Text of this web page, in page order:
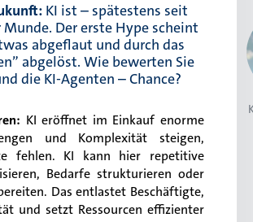
KI ist – spätestens seit
Munde. Der erste Hype scheint
abgeflaut und durch das
abgelöst. Wie bewerten Sie
die KI-Agenten – Chance?
: KI eröffnet im Einkauf enorme
und Komplexität steigen,
fehlen. KI kann hier repetitive
Bedarfe strukturieren oder
Das entlastet Beschäftigte,
und setzt Ressourcen effizienter